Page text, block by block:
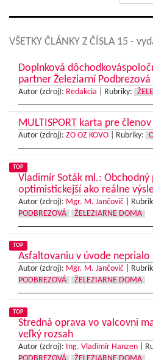
VŠETKY ČLÁNKY Z ČÍSLA 15 -
Doplnková
partner Železiarní Podbrezová
Autor (zdroj): Redakcia Rubriky:
MULTISPORT karta pre členov
Autor (zdroj): ZO OZ KOVO Rubriky:
TOP
Vladimír Soták ml.:
optimistickejší ako reálne
Autor (zdroj): Mgr. M. Jančovič
PODBREZOVÁ
ŽELEZIARNE DOMA
TOP
Asfaltovaniu v úvode neprialo
Autor (zdroj): Mgr. M. Jančovič
PODBREZOVÁ
ŽELEZIARNE DOMA
TOP
Stredná oprava vo valcovni
veľký rozsah
Autor (zdroj): Ing. Vladimír Hanzen